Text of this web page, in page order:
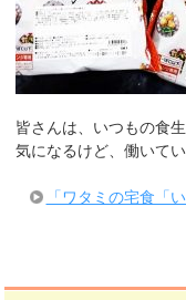
皆さんは、いつもの食
気になるけど、働いて
「ワタミの宅食「